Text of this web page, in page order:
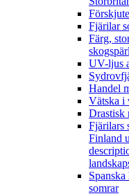
Fjärilar
Färg,
UV-ljus
Handel
Vätska i
Drastisk
Fjärilars
Finland
somrar